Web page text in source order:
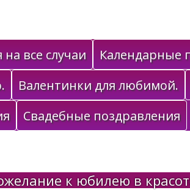
все случаи
Календарные
Валентинки для любимой.
Свадебные поздравления
к юбилею в